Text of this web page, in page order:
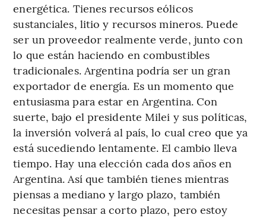
energética. Tienes recursos eólicos
sustanciales, litio y recursos mineros. Puede
ser un proveedor realmente verde, junto con
lo que están haciendo en combustibles
tradicionales. Argentina podría ser un gran
exportador de energía. Es un momento que
entusiasma para estar en Argentina. Con
suerte, bajo el presidente Milei y sus políticas,
la inversión volverá al país, lo cual creo que ya
está sucediendo lentamente. El cambio lleva
tiempo. Hay una elección cada dos años en
Argentina. Así que también tienes mientras
piensas a mediano y largo plazo, también
necesitas pensar a corto plazo, pero estoy